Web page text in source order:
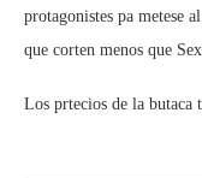
protagonistes pa metese
que corten menos que
Los prtecios de la butaca